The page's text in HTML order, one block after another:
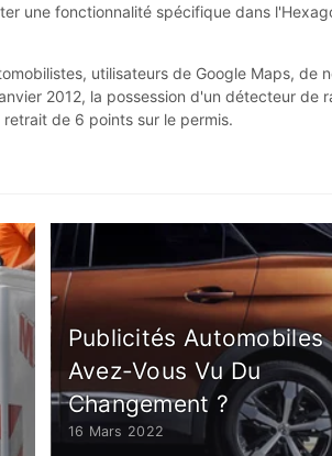
une fonctionnalité spécifique dans
utilisateurs de Google Maps, de
2012, la possession d'un détecteur de
de 6 points sur le permis.
Publicités Automobiles
Avez-Vous Vu Du
Changement ?
16 Mars 2022